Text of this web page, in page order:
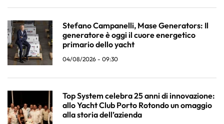
Stefano Campanelli, Mase Generators: Il
generatore è oggi il cuore energetico
primario dello yacht
04/08/2026 - 09:30
Top System celebra 25 anni di innovazione:
allo Yacht Club Porto Rotondo un omaggio
alla storia dell’azienda